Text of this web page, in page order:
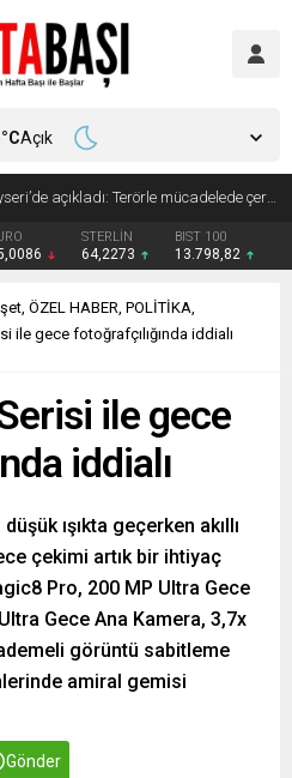
Süleyman Soylu ‘çok korktum’ deyip ilk kez açıkladı: En büyük tehdit dışarısıdır!
STERLİN
64,2273
BIST 100
13.798,82
°CAçık
, ÖZEL HABER, POLİTİKA,
ile gece fotoğrafçılığında iddialı
ile gece
iddialı
ışıkta geçerken akıllı
çekimi artık bir ihtiyaç
Pro, 200 MP Ultra Gece
Gece Ana Kamera, 3,7x
görüntü sabitleme
amiral gemisi
Gönder